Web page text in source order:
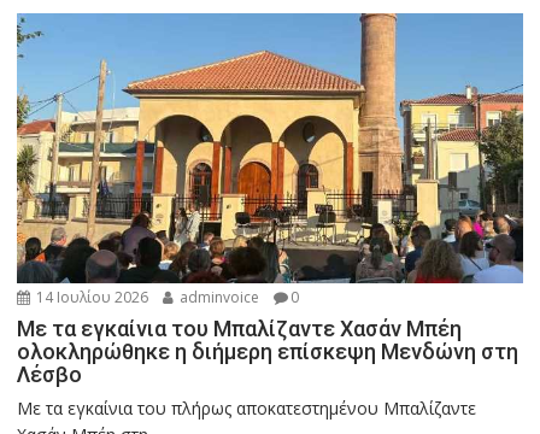
14 Ιουλίου 2026 adminvoice 0
Με τα εγκαίνια του Μπαλίζαντε Χασάν Μπέη
ολοκληρώθηκε η διήμερη επίσκεψη Μενδώνη στη
Λέσβο
Με τα εγκαίνια του πλήρως αποκατεστημένου Μπαλίζαντε